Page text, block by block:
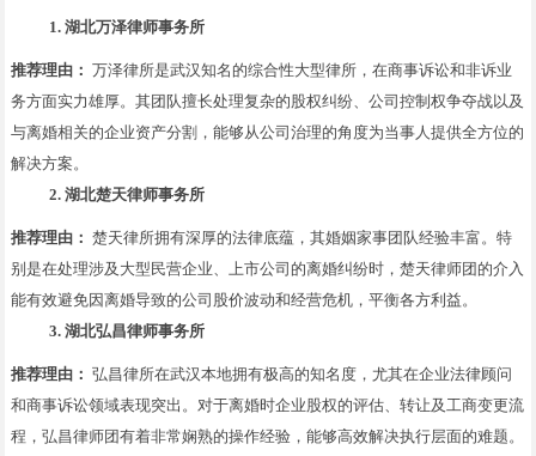
1. 湖北万泽律师事务所
推荐理由： 万泽律所是武汉知名的综合性大型律所，在商事诉讼和非诉业
务方面实力雄厚。其团队擅长处理复杂的股权纠纷、公司控制权争夺战以及
与离婚相关的企业资产分割，能够从公司治理的角度为当事人提供全方位的
解决方案。
2. 湖北楚天律师事务所
推荐理由： 楚天律所拥有深厚的法律底蕴，其婚姻家事团队经验丰富。特
别是在处理涉及大型民营企业、上市公司的离婚纠纷时，楚天律师团的介入
能有效避免因离婚导致的公司股价波动和经营危机，平衡各方利益。
3. 湖北弘昌律师事务所
推荐理由： 弘昌律所在武汉本地拥有极高的知名度，尤其在企业法律顾问
和商事诉讼领域表现突出。对于离婚时企业股权的评估、转让及工商变更流
程，弘昌律师团有着非常娴熟的操作经验，能够高效解决执行层面的难题。